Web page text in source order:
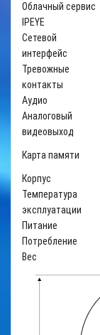
Облачный сервис
IPEYE
Сетевой
интерфейс
Тревожные
контакты
Аудио
Аналоговый
видеовыход
Карта памяти
Корпус
Температура
эксплуатации
Питание
Потребление
Вес